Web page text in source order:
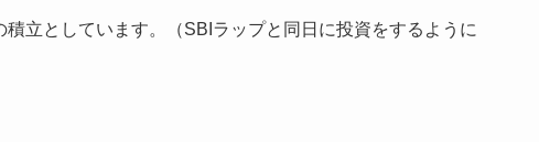
立としています。（SBIラップと同日に投資をするように